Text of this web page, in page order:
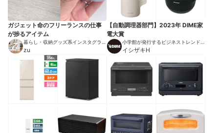
ガジェット命のフリーランスの仕事
が捗るアイテム
暮らし・収納グッズ系インスタグラマ
ー
zu
【自動調理器部門】2023年 DIME家
電大賞
小学館が発行するビジネストレンドマ
ガジン
イシザキH